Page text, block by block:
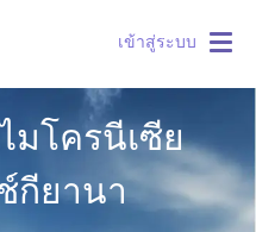
เข้าสู่ระบบ
มโครนีเซีย
กียานา